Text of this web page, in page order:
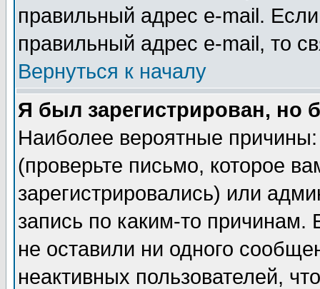
правильный адрес e-mail.
правильный адрес e-mail, то
Вернуться к началу
Я был зарегистрирован, но
Наиболее вероятные
(проверьте письмо, которое
зарегистрировались) или
запись по каким-то
не оставили ни одного
неактивных пользователей,